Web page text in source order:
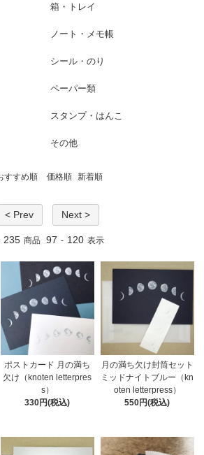
箱・トレイ
ノート・メモ帳
シール・のり
ペーパー類
スタンプ・はんこ
その他
すすめ順 価格順 新着順
< Prev Next >
235 商品 97 - 120 表示
ポストカード 月の満ち
欠け（knoten letterpres
s）
330円(税込)
月の満ち欠け封筒セット
ミッドナイトブルー（kn
oten letterpress）
550円(税込)